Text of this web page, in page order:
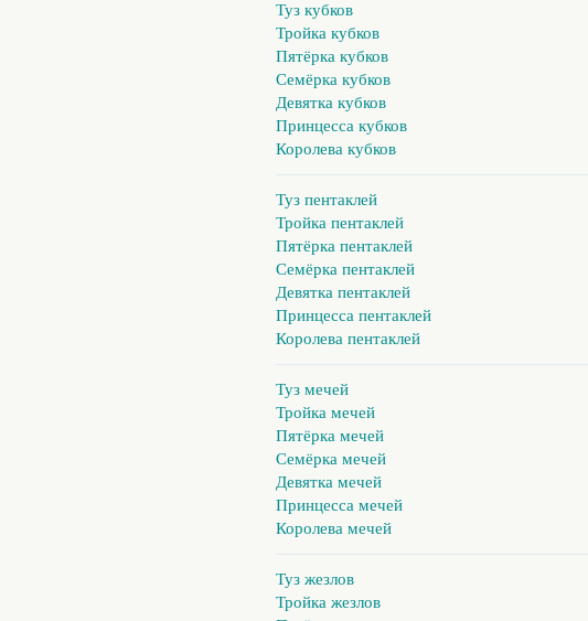
Туз кубков
Тройка кубков
Пятёрка кубков
Семёрка кубков
Девятка кубков
Принцесса кубков
Королева кубков
Туз пентаклей
Тройка пентаклей
Пятёрка пентаклей
Семёрка пентаклей
Девятка пентаклей
Принцесса пентаклей
Королева пентаклей
Туз мечей
Тройка мечей
Пятёрка мечей
Семёрка мечей
Девятка мечей
Принцесса мечей
Королева мечей
Туз жезлов
Тройка жезлов